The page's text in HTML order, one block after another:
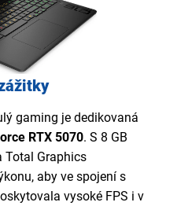
gaming je dedikovaná
RTX 5070. S 8 GB
Total Graphics
aby ve spojení s
vysoké FPS i v